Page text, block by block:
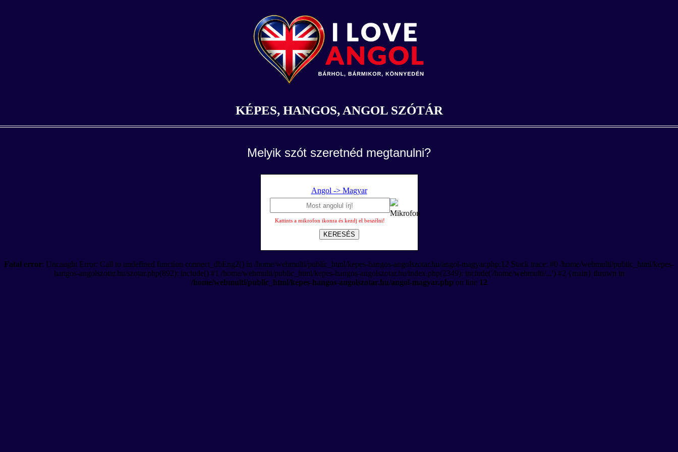
KÉPES, HANGOS, ANGOL SZÓTÁR
Melyik szót szeretnéd megtanulni?
Angol -> Magyar
Kattints a mikrofon ikonra és kezdj el beszélni!
KERESÉS
Fatal error: Uncaught Error: Call to undefined function connect_dbEng2() in /home/webmulti/public_html/kepes-hangos-angolszotar.hu/angol-magyar.php:12 Stack trace: #0 /home/webmulti/public_html/kepes-
hangos-angolszotar.hu/szotar.php(892): include() #1 /home/webmulti/public_html/kepes-hangos-angolszotar.hu/index.php(2349): include('/home/webmulti/...') #2 {main} thrown in
/home/webmulti/public_html/kepes-hangos-angolszotar.hu/angol-magyar.php on line 12